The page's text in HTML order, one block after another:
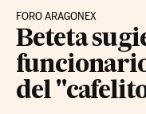
FORO ARAGONEX
Beteta
del